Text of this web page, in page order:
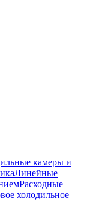
камеры и
Линейные
Расходные
холодильное